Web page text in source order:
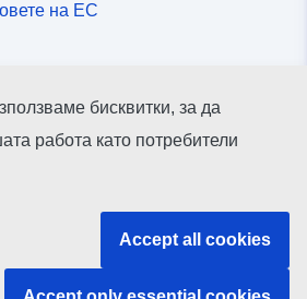
на ЕС
в социалните медии
на ЕС
бисквитки, за да
работа като потребители
Accept all cookies